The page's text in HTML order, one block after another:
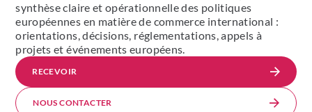
synthèse claire et opérationnelle des politiques
européennes en matière de commerce international :
orientations, décisions, réglementations, appels à
projets et événements européens.
RECEVOIR
NOUS CONTACTER